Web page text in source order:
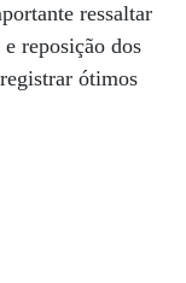
ressaltar
reposição dos
ótimos